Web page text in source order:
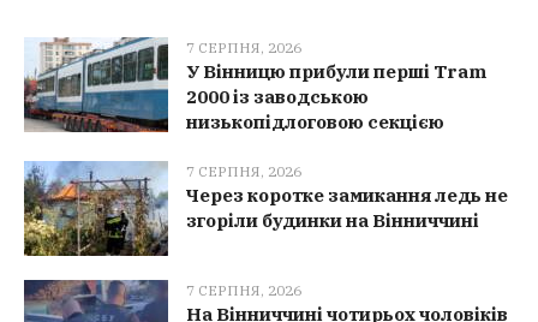
7 СЕРПНЯ, 2026
У Вінницю прибули перші Tram
2000 із заводською
низькопідлоговою секцією
7 СЕРПНЯ, 2026
Через коротке замикання ледь не
згоріли будинки на Вінниччині
7 СЕРПНЯ, 2026
На Вінниччині чотирьох чоловіків